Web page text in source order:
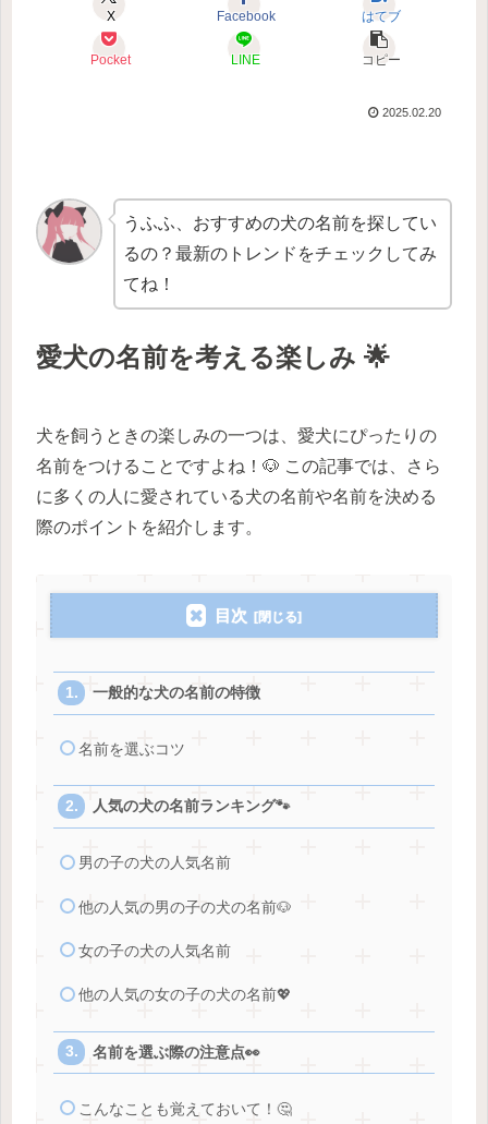
X Facebook はてブ
Pocket LINE コピー
2025.02.20
うふふ、おすすめの犬の名前を探してい
るの？最新のトレンドをチェックしてみ
てね！
愛犬の名前を考える楽しみ 🌟
犬を飼うときの楽しみの一つは、愛犬にぴったりの
名前をつけることですよね！🐶 この記事では、さら
に多くの人に愛されている犬の名前や名前を決める
際のポイントを紹介します。
目次
一般的な犬の名前の特徴
名前を選ぶコツ
人気の犬の名前ランキング🐾
男の子の犬の人気名前
他の人気の男の子の犬の名前🐶
女の子の犬の人気名前
他の人気の女の子の犬の名前💖
名前を選ぶ際の注意点👀
こんなことも覚えておいて！🤔